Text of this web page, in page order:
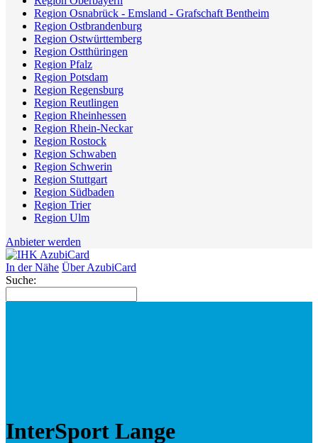
Region Osnabrück - Emsland - Grafschaft Bentheim
Region Ostbrandenburg
Region Ostwürttemberg
Region Ostthüringen
Region Pfalz
Region Potsdam
Region Regensburg
Region Reutlingen
Region Rheinhessen
Region Rhein-Neckar
Region Rostock
Region Schwaben
Region Schwerin
Region Stuttgart
Region Südbaden
Region Trier
Region Ulm
Anbieter werden
In der Nähe Über AzubiCard
Suche:
InterSport Lange